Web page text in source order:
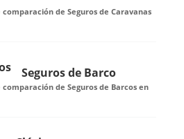
de Seguros de Caravanas
Seguros de Barco
de Seguros de Barcos en